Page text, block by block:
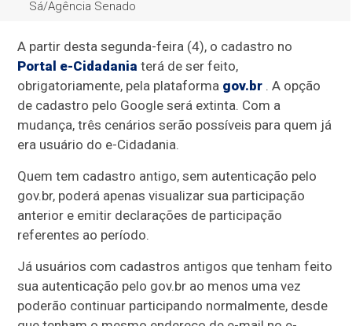
Sá/Agência Senado
A partir desta segunda-feira (4), o cadastro no
Portal e-Cidadania terá de ser feito,
obrigatoriamente, pela plataforma gov.br . A opção
de cadastro pelo Google será extinta. Com a
mudança, três cenários serão possíveis para quem já
era usuário do e-Cidadania.
Quem tem cadastro antigo, sem autenticação pelo
gov.br, poderá apenas visualizar sua participação
anterior e emitir declarações de participação
referentes ao período.
Já usuários com cadastros antigos que tenham feito
sua autenticação pelo gov.br ao menos uma vez
poderão continuar participando normalmente, desde